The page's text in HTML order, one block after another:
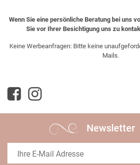
Wenn Sie eine persönliche Beratung bei uns
Sie vor Ihrer Besichtigung uns zu
Keine Werbeanfragen: Bitte keine
Mails.
Newsletter